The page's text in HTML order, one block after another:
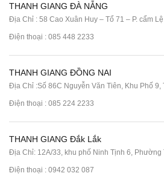
THANH GIANG ĐÀ NẴNG
Địa Chỉ : 58 Cao Xuân Huy – Tổ 71 – P. cẩm
Điện thoại : 085 448 2233
THANH GIANG ĐỒNG NAI
Địa Chỉ :Số 86C Nguyễn Văn Tiên, Khu Phố 9,
Điện thoại : 085 224 2233
THANH GIANG Đắk Lắk
Địa Chỉ: 12A/33, khu phố Ninh Tịnh 6, Phường
Điện thoại : 0942 032 087